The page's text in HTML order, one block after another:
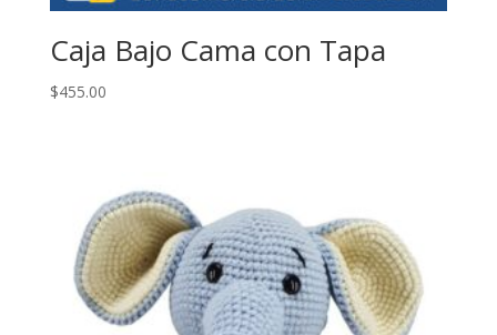
Caja Bajo Cama con Tapa
$455.00